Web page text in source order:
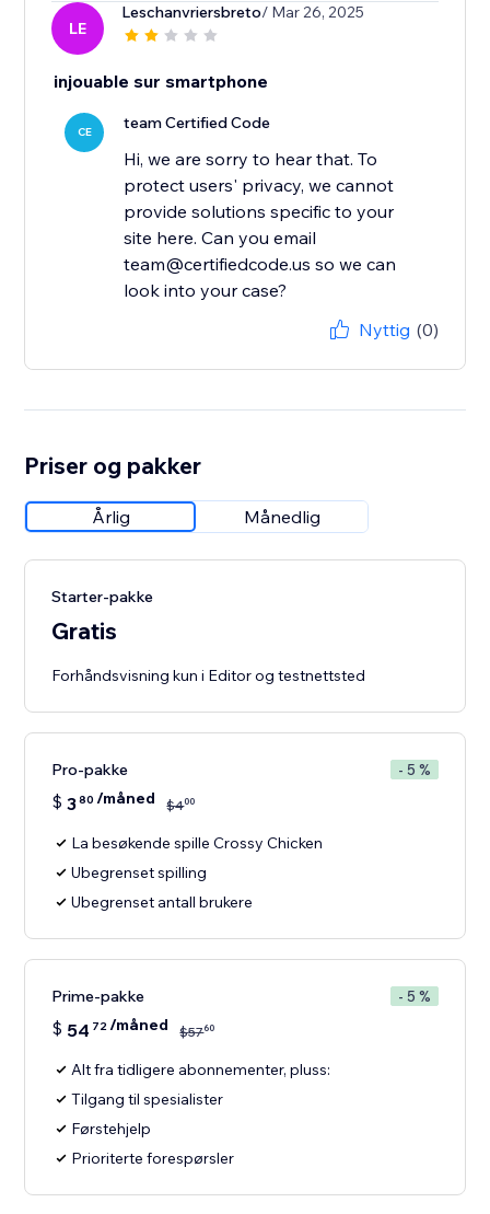
LE
Leschanvriersbreto/ Mar 26, 2025
injouable sur smartphone
CE team Certified Code
Hi, we are sorry to hear that. To
protect users' privacy, we cannot
provide solutions specific to your
site here. Can you email
team@certifiedcode.us so we can
look into your case?
Nyttig (0)
Priser og pakker
Årlig Månedlig
Starter-pakke
Gratis
Forhåndsvisning kun i Editor og testnettsted
Pro-pakke - 5 %
$ 380 /måned $400
La besøkende spille Crossy Chicken
Ubegrenset spilling
Ubegrenset antall brukere
Prime-pakke - 5 %
$ 54 72/måned $5760
Alt fra tidligere abonnementer, pluss:
Tilgang til spesialister
Førstehjelp
Prioriterte forespørsler